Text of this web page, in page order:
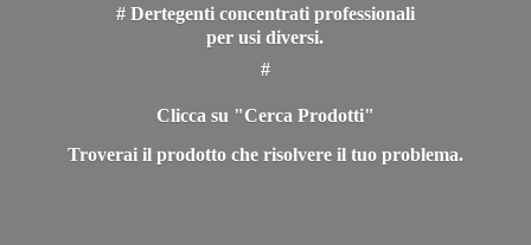
# Dertegenti concentrati professionali
per usi diversi.
#
Clicca su "Cerca Prodotti"
Troverai il prodotto che risolvere il tuo problema.